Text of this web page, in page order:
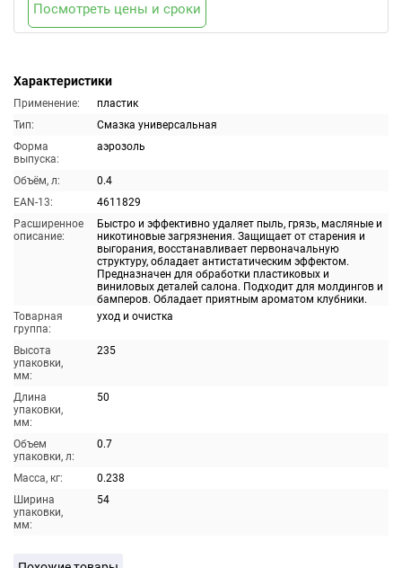
Характеристики
Применение:
пластик
Тип:
Смазка универсальная
Форма
выпуска:
аэрозоль
Объём, л:
0.4
EAN-13:
4611829
Расширенное
описание:
Быстро и эффективно удаляет пыль, грязь, масляные и
никотиновые загрязнения. Защищает от старения и
выгорания, восстанавливает первоначальную
структуру, обладает антистатическим эффектом.
Предназначен для обработки пластиковых и
виниловых деталей салона. Подходит для молдингов и
бамперов. Обладает приятным ароматом клубники.
Товарная
группа:
уход и очистка
Высота
упаковки,
мм:
235
Длина
упаковки,
мм:
50
Объем
упаковки, л:
0.7
Масса, кг:
0.238
Ширина
упаковки,
мм:
54
Посмотреть цены и сроки